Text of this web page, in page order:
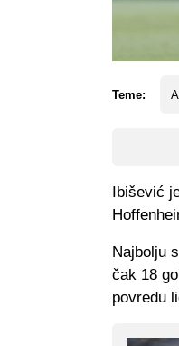
Teme:
Ibišević
Najbolju
čak 18
povredu